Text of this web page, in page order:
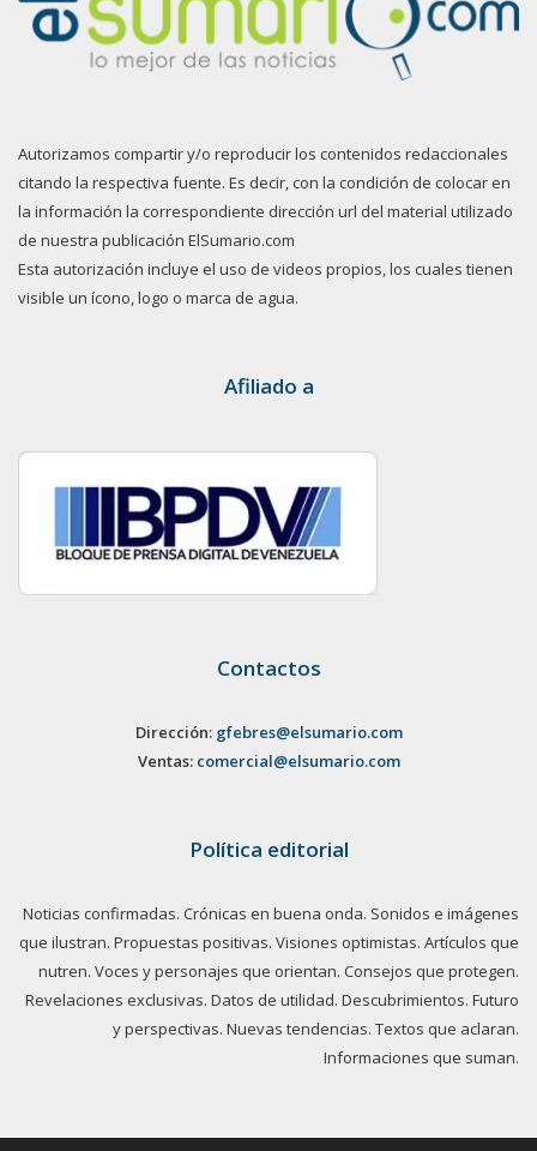
Autorizamos compartir y/o reproducir los contenidos redaccionales
citando la respectiva fuente. Es decir, con la condición de colocar en
la información la correspondiente dirección url del material utilizado
de nuestra publicación ElSumario.com
Esta autorización incluye el uso de videos propios, los cuales tienen
visible un ícono, logo o marca de agua.
Afiliado a
Contactos
Dirección: gfebres@elsumario.com
Ventas: comercial@elsumario.com
Política editorial
Noticias confirmadas. Crónicas en buena onda. Sonidos e imágenes
que ilustran. Propuestas positivas. Visiones optimistas. Artículos que
nutren. Voces y personajes que orientan. Consejos que protegen.
Revelaciones exclusivas. Datos de utilidad. Descubrimientos. Futuro
y perspectivas. Nuevas tendencias. Textos que aclaran.
Informaciones que suman.